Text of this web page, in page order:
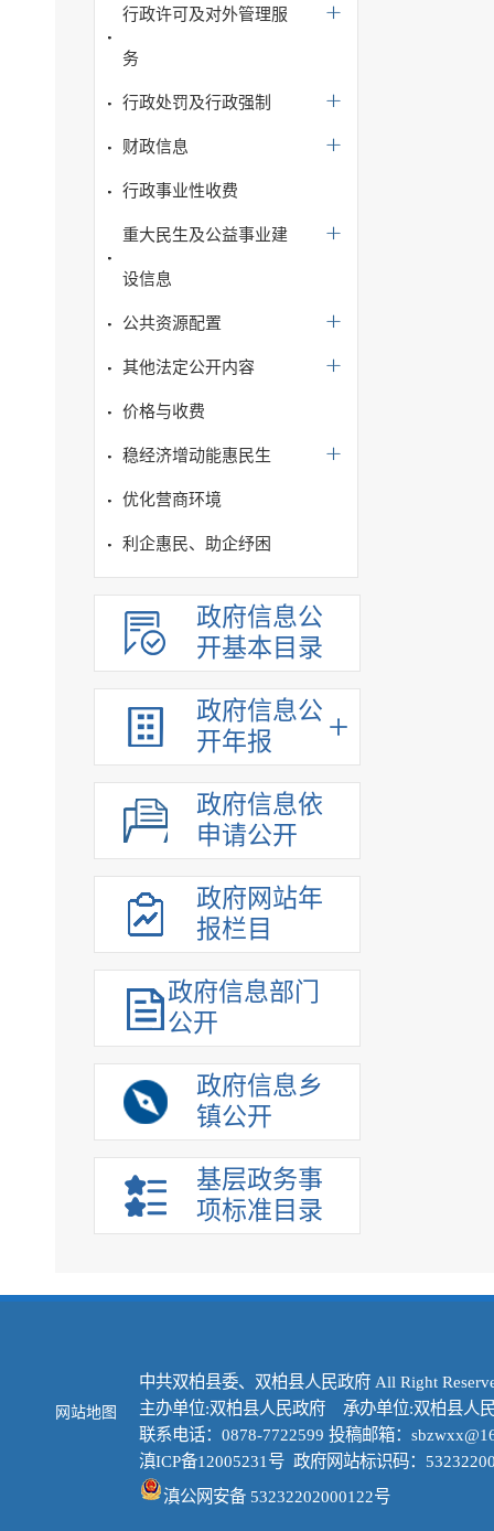
行政许可及对外管理服
务
行政处罚及行政强制
财政信息
行政事业性收费
重大民生及公益事业建
设信息
公共资源配置
其他法定公开内容
价格与收费
稳经济增动能惠民生
优化营商环境
利企惠民、助企纾困
政府信息公
开基本目录
政府信息公
开年报
政府信息依
申请公开
政府网站年
报栏目
政府信息部门
公开
政府信息乡
镇公开
基层政务事
项标准目录
网站地图
中共双柏县委、双柏县人民政府 All Right
主办单位:双柏县人民政府 承办单位:双柏县人
联系电话：0878-7722599 投稿邮箱：
滇ICP备12005231号 政府网站标识码：
滇公网安备 53232202000122号